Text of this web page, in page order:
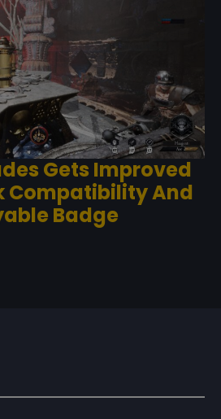
Gets Improved
Compatibility And
Badge